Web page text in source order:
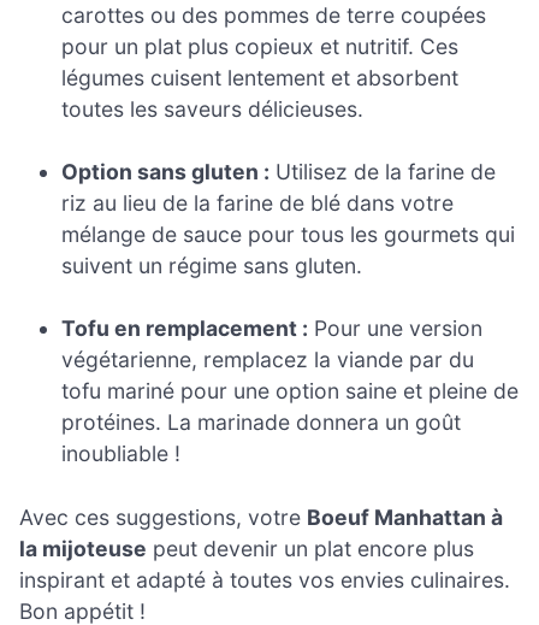
carottes ou des pommes de terre coupées
pour un plat plus copieux et nutritif. Ces
légumes cuisent lentement et absorbent
toutes les saveurs délicieuses.
Option sans gluten : Utilisez de la farine de
riz au lieu de la farine de blé dans votre
mélange de sauce pour tous les gourmets qui
suivent un régime sans gluten.
Tofu en remplacement : Pour une version
végétarienne, remplacez la viande par du
tofu mariné pour une option saine et pleine de
protéines. La marinade donnera un goût
inoubliable !
Avec ces suggestions, votre Boeuf Manhattan à
la mijoteuse peut devenir un plat encore plus
inspirant et adapté à toutes vos envies culinaires.
Bon appétit !